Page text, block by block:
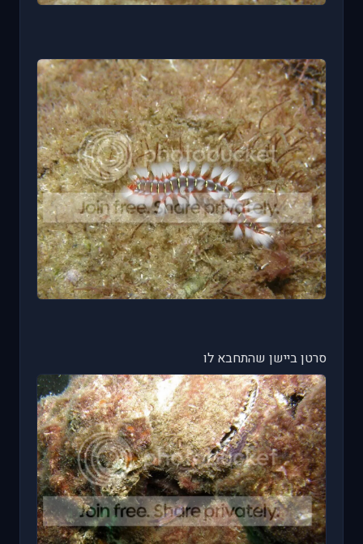
סרטן ביישן שהתחבא לו